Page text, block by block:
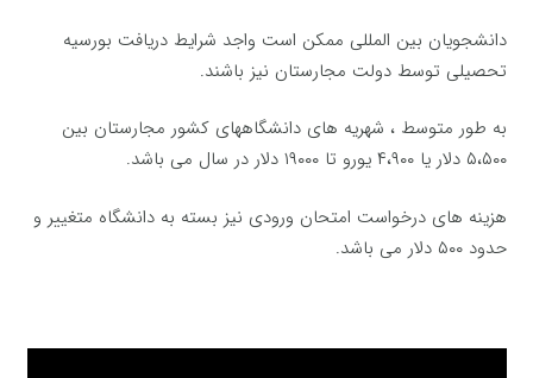
دانشجویان بین المللی ممکن است واجد شرایط دریافت بورسیه
تحصیلی توسط دولت مجارستان نیز باشند.
به طور متوسط ، شهریه های دانشگاههای کشور مجارستان بین
۵،۵۰۰ دلار یا ۴،۹۰۰ یورو تا ۱۹۰۰۰ دلار در سال می باشد.
هزینه های درخواست امتحان ورودی نیز بسته به دانشگاه متغییر و
حدود ۵۰۰ دلار می باشد.